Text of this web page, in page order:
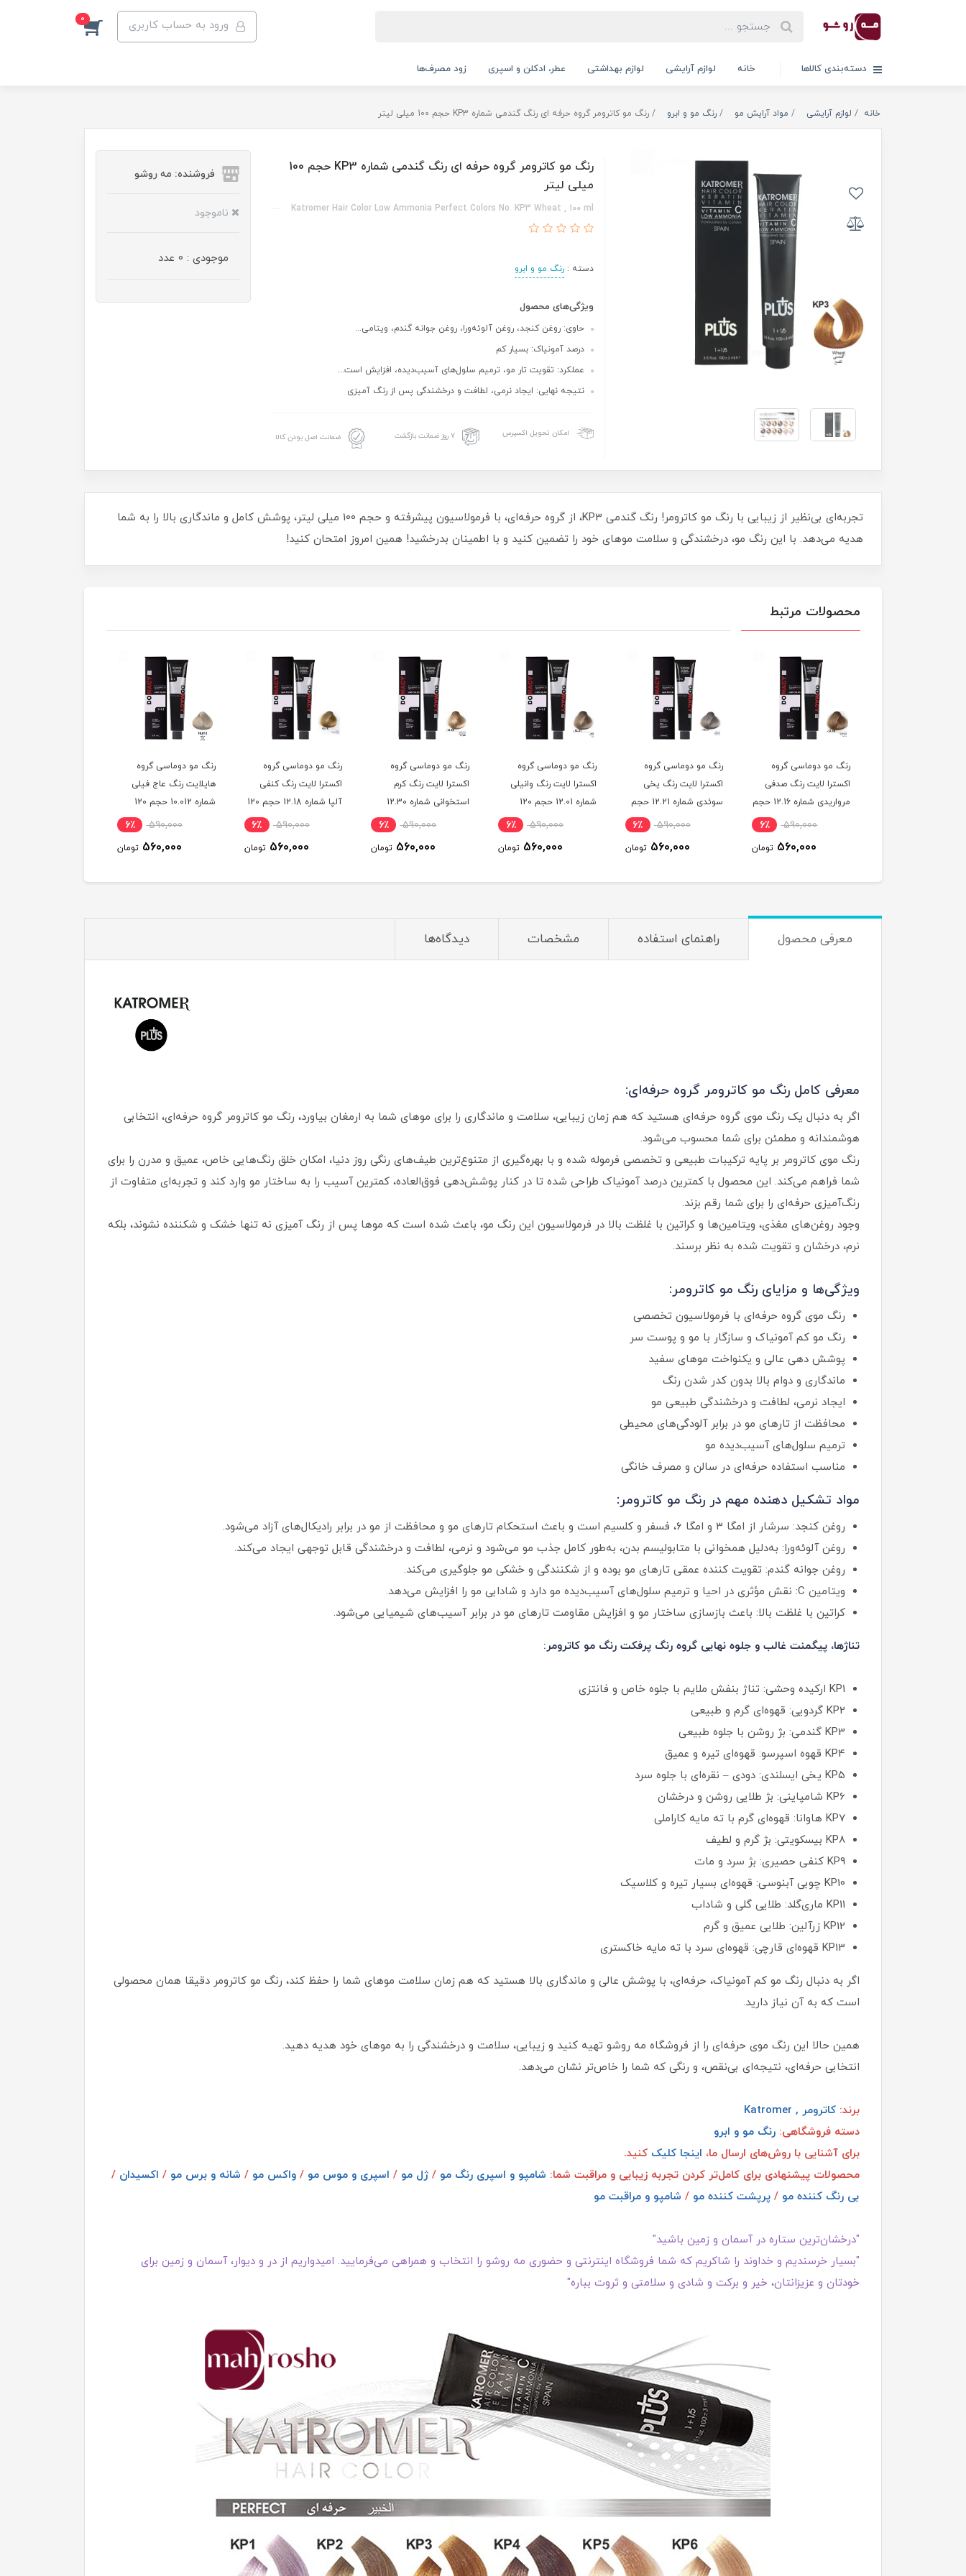
ورود به حساب کاربری 0
دسته‌بندی کالاها خانه لوازم آرایشی لوازم بهداشتی عطر، ادکلن و اسپری زود مصرف‌ها
خانه لوازم آرایشی مواد آرایش مو رنگ مو و ابرو رنگ مو کاترومر گروه حرفه ای رنگ گندمی شماره KP3 حجم 100 میلی لیتر
رنگ مو کاترومر گروه حرفه ای رنگ گندمی شماره KP3 حجم 100
میلی لیتر
Katromer Hair Color Low Ammonia Perfect Colors No. KP3 Wheat , 100 ml
دسته :رنگ مو و ابرو
ویژگی‌های محصول
حاوی: روغن کنجد، روغن آلوئه‌ورا، روغن جوانه گندم، ویتامی...
درصد آمونیاک: بسیار کم
عملکرد: تقویت تار مو، ترمیم سلول‌های آسیب‌دیده، افزایش است...
نتیجه نهایی: ایجاد نرمی، لطافت و درخشندگی پس از رنگ‌ آمیزی
امکان تحویل اکسپرس ۷ روز ضمانت بازگشت ضمانت اصل بودن کالا
فروشنده: مه رو‌شو
ناموجود
موجودی : 0 عدد
تجربه‌ای بی‌نظیر از زیبایی با رنگ مو کاترومر! رنگ گندمی KP3، از گروه حرفه‌ای، با فرمولاسیون پیشرفته و حجم 100 میلی لیتر، پوشش کامل و ماندگاری بالا را به شما
هدیه می‌دهد. با این رنگ مو، درخشندگی و سلامت موهای خود را تضمین کنید و با اطمینان بدرخشید! همین امروز امتحان کنید!
محصولات مرتبط
رنگ مو دوماسی گروه
اکسترا لایت رنگ صدفی
مرواریدی شماره 12.16 حجم
590,000 6٪
560,000 تومان
رنگ مو دوماسی گروه
اکسترا لایت رنگ یخی
سوئدی شماره 12.21 حجم
590,000 6٪
560,000 تومان
رنگ مو دوماسی گروه
اکسترا لایت رنگ وانیلی
شماره 12.01 حجم 120
590,000 6٪
560,000 تومان
رنگ مو دوماسی گروه
اکسترا لایت رنگ کرم
استخوانی شماره 12.30
590,000 6٪
560,000 تومان
رنگ مو دوماسی گروه
اکسترا لایت رنگ کنفی
آلپا شماره 12.18 حجم 120
590,000 6٪
560,000 تومان
رنگ مو دوماسی گروه
هایلایت رنگ عاج فیلی
شماره 10.012 حجم 120
590,000 6٪
560,000 تومان
معرفی محصول راهنمای استفاده مشخصات دیدگاه‌ها
معرفی کامل رنگ مو کاترومر گروه حرفه‌ای:
اگر به دنبال یک رنگ موی گروه حرفه‌ای هستید که هم زمان زیبایی، سلامت و ماندگاری را برای موهای شما به ارمغان بیاورد، رنگ مو کاترومر گروه حرفه‌ای، انتخابی
هوشمندانه و مطمئن برای شما محسوب می‌شود.
رنگ موی کاترومر بر پایه ترکیبات طبیعی و تخصصی فرموله شده و با بهره‌گیری از متنوع‌ترین طیف‌های رنگی روز دنیا، امکان خلق رنگ‌هایی خاص، عمیق و مدرن را برای
شما فراهم می‌کند. این محصول با کمترین درصد آمونیاک طراحی شده تا در کنار پوشش‌دهی فوق‌العاده، کمترین آسیب را به ساختار مو وارد کند و تجربه‌ای متفاوت از
رنگ‌آمیزی حرفه‌ای را برای شما رقم بزند.
وجود روغن‌های مغذی، ویتامین‌ها و کراتین با غلظت بالا در فرمولاسیون این رنگ مو، باعث شده است که موها پس از رنگ آمیزی نه تنها خشک و شکننده نشوند، بلکه
نرم، درخشان و تقویت شده به نظر برسند.
ویژگی‌ها و مزایای رنگ مو کاترومر:
رنگ موی گروه حرفه‌ای با فرمولاسیون تخصصی
رنگ مو کم آمونیاک و سازگار با مو و پوست سر
پوشش دهی عالی و یکنواخت موهای سفید
ماندگاری و دوام بالا بدون کدر شدن رنگ
ایجاد نرمی، لطافت و درخشندگی طبیعی مو
محافظت از تارهای مو در برابر آلودگی‌های محیطی
ترمیم سلول‌های آسیب‌دیده مو
مناسب استفاده حرفه‌ای در سالن و مصرف خانگی
مواد تشکیل دهنده مهم در رنگ مو کاترومر:
روغن کنجد: سرشار از امگا ۳ و امگا ۶، فسفر و کلسیم است و باعث استحکام تارهای مو و محافظت از مو در برابر رادیکال‌های آزاد می‌شود.
روغن آلوئه‌ورا: به‌دلیل همخوانی با متابولیسم بدن، به‌طور کامل جذب مو می‌شود و نرمی، لطافت و درخشندگی قابل توجهی ایجاد می‌کند.
روغن جوانه گندم: تقویت کننده عمقی تارهای مو بوده و از شکنندگی و خشکی مو جلوگیری می‌کند.
ویتامین C: نقش مؤثری در احیا و ترمیم سلول‌های آسیب‌دیده مو دارد و شادابی مو را افزایش می‌دهد.
کراتین با غلظت بالا: باعث بازسازی ساختار مو و افزایش مقاومت تارهای مو در برابر آسیب‌های شیمیایی می‌شود.
تناژها، پیگمنت غالب و جلوه نهایی گروه رنگ پرفکت رنگ مو کاترومر:
KP1 ارکیده وحشی: تناژ بنفش ملایم با جلوه خاص و فانتزی
KP2 گردویی: قهوه‌ای گرم و طبیعی
KP3 گندمی: بژ روشن با جلوه طبیعی
KP4 قهوه اسپرسو: قهوه‌ای تیره و عمیق
KP5 یخی ایسلندی: دودی – نقره‌ای با جلوه سرد
KP6 شامپاینی: بژ طلایی روشن و درخشان
KP7 هاوانا: قهوه‌ای گرم با ته‌ مایه کاراملی
KP8 بیسکویتی: بژ گرم و لطیف
KP9 کنفی حصیری: بژ سرد و مات
KP10 چوبی آبنوسی: قهوه‌ای بسیار تیره و کلاسیک
KP11 ماری‌گلد: طلایی گلی و شاداب
KP12 زرآلین: طلایی عمیق و گرم
KP13 قهوه‌ای قارچی: قهوه‌ای سرد با ته‌ مایه خاکستری
اگر به‌ دنبال رنگ مو کم آمونیاک، حرفه‌ای، با پوشش عالی و ماندگاری بالا هستید که هم‌ زمان سلامت موهای شما را حفظ کند، رنگ مو کاترومر دقیقا همان محصولی
است که به آن نیاز دارید.
همین حالا این رنگ موی حرفه‌ای را از فروشگاه مه‌ روشو تهیه کنید و زیبایی، سلامت و درخشندگی را به موهای خود هدیه دهید.
انتخابی حرفه‌ای، نتیجه‌ای بی‌نقص، و رنگی که شما را خاص‌تر نشان می‌دهد.
برند: کاترومر , Katromer
دسته فروشگاهی: رنگ مو و ابرو
برای آشنایی با روش‌های ارسال ما، اینجا کلیک کنید.
محصولات پیشنهادی برای کامل‌تر کردن تجربه زیبایی و مراقبت شما: شامپو و اسپری رنگ مو / ژل مو / اسپری و موس مو / واکس مو / شانه و برس مو / اکسیدان /
بی رنگ کننده مو / پرپشت کننده مو / شامپو و مراقبت مو
"درخشان‌ترین ستاره در آسمان و زمین باشید"
"بسیار خرسندیم و خداوند را شاکریم که شما فروشگاه اینترنتی و حضوری مه روشو را انتخاب و همراهی می‌فرمایید. امیدواریم از در و دیوار، آسمان و زمین برای
خودتان و عزیزانتان، خیر و برکت و شادی و سلامتی و ثروت بباره"